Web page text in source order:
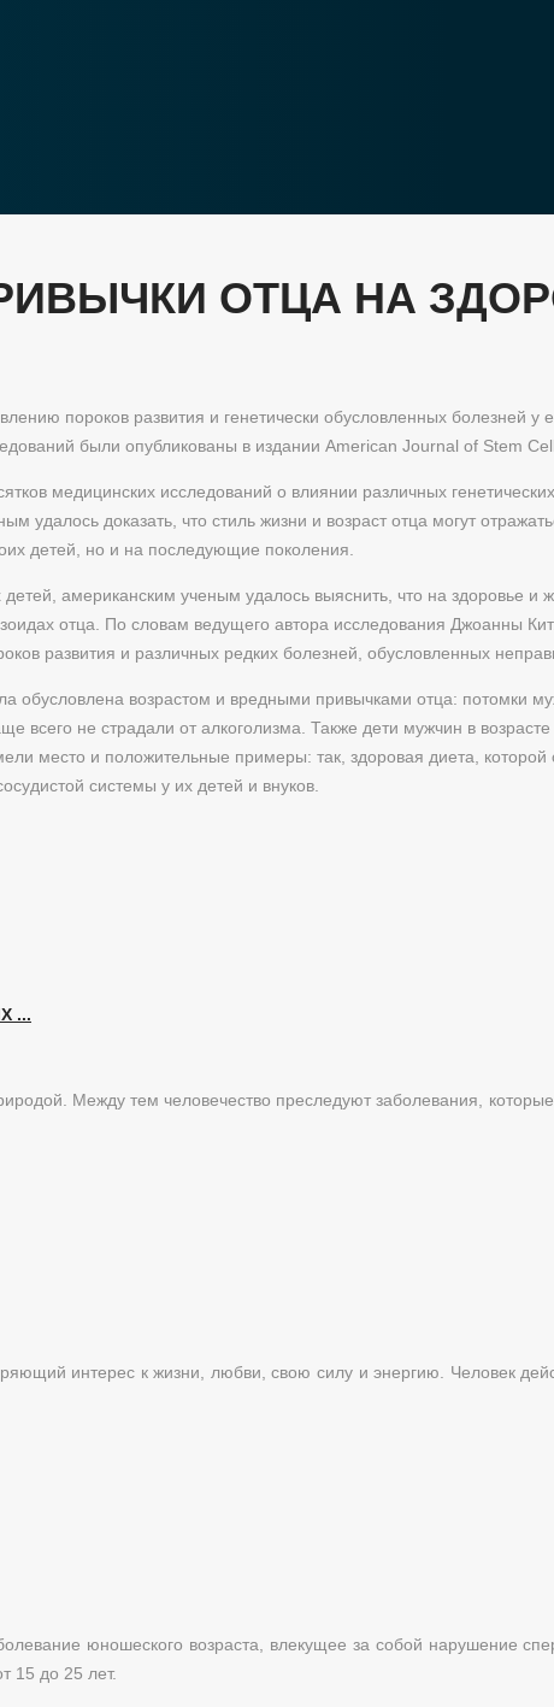
ОТЦА НА
пороков развития и генетически обусловленных болезней у
были опубликованы в издании American Journal of Stem
медицинских исследований о влиянии различных
удалось доказать, что стиль жизни и возраст отца могут
детей, но и на последующие поколения.
американским ученым удалось выяснить, что на здоровье и
отца. По словам ведущего автора исследования Джоанны
развития и различных редких болезней, обусловленных
обусловлена возрастом и вредными привычками отца: потомки
всего не страдали от алкоголизма. Также дети мужчин в
место и положительные примеры: так, здоровая диета, которой
системы у их детей и внуков.
...
Между тем человечество преследуют заболевания,
интерес к жизни, любви, свою силу и энергию. Человек
юношеского возраста, влекущее за собой нарушение
15 до 25 лет.